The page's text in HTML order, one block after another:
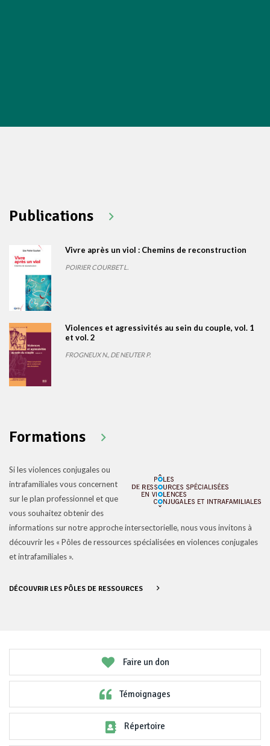
Publications
Vivre après un viol : Chemins de reconstruction
POIRIER COURBET L.
Violences et agressivités au sein du couple, vol. 1
et vol. 2
FROGNEUX N., DE NEUTER P.
Formations
Si les violences conjugales ou
intrafamiliales vous concernent
sur le plan professionnel et que
vous souhaitez obtenir des
informations sur notre approche intersectorielle, nous vous invitons à
découvrir les « Pôles de ressources spécialisées en violences conjugales
et intrafamiliales ».
DÉCOUVRIR LES PÔLES DE RESSOURCES
Faire un don
Témoignages
Répertoire